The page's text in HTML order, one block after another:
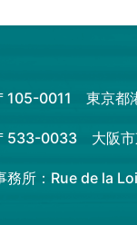
105-0011 東京都
533-0033 大阪市
務所：Rue de la